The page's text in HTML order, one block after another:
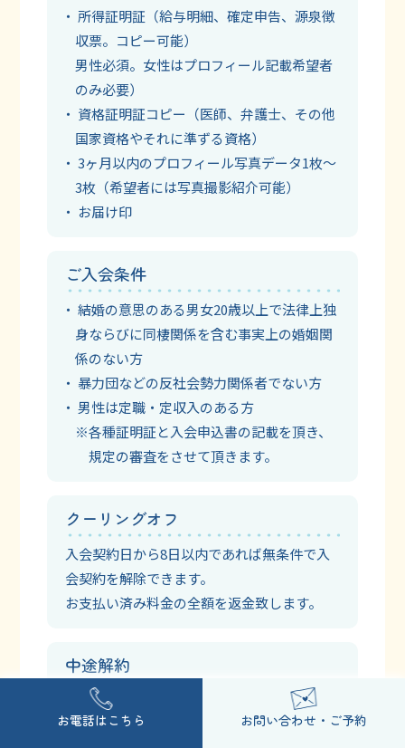
所得証明証（給与明細、確定申告、源泉徴
収票。コピー可能）
男性必須。女性はプロフィール記載希望者
のみ必要）
資格証明証コピー（医師、弁護士、その他
国家資格やそれに準ずる資格）
3ヶ月以内のプロフィール写真データ1枚～
3枚（希望者には写真撮影紹介可能）
お届け印
ご入会条件
結婚の意思のある男女20歳以上で法律上独
身ならびに同棲関係を含む事実上の婚姻関
係のない方
暴力団などの反社会勢力関係者でない方
男性は定職・定収入のある方
各種証明証と入会申込書の記載を頂き、
規定の審査をさせて頂きます。
クーリングオフ
入会契約日から8日以内であれば無条件で入
会契約を解除できます。
お支払い済み料金の全額を返金致します。
中途解約
クーリングオフ期間経過後も中途解約する事
が出来ます。翌月からの月会費は発生しませ
お電話はこちら お問い合わせ・ご予約